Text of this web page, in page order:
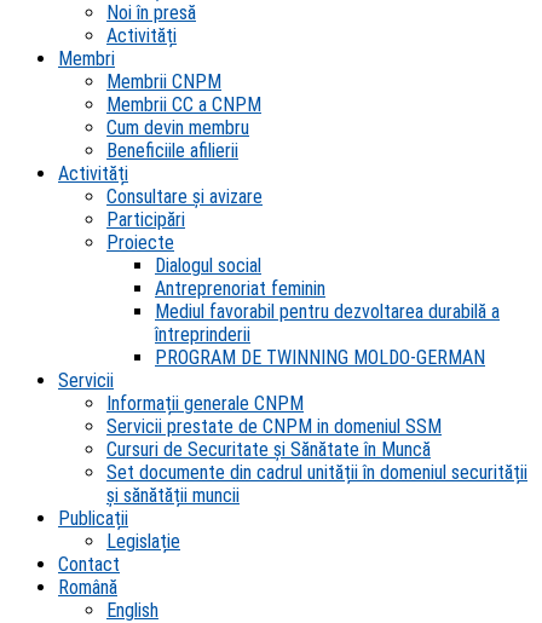
Noi în presă
Activități
Membri
Membrii CNPM
Membrii CC a CNPM
Cum devin membru
Beneficiile afilierii
Activități
Consultare și avizare
Participări
Proiecte
Dialogul social
Antreprenoriat feminin
Mediul favorabil pentru dezvoltarea durabilă a
întreprinderii
PROGRAM DE TWINNING MOLDO-GERMAN
Servicii
Informații generale CNPM
Servicii prestate de CNPM in domeniul SSM
Cursuri de Securitate și Sănătate în Muncă
Set documente din cadrul unității în domeniul securității
și sănătății muncii
Publicații
Legislație
Contact
Română
English